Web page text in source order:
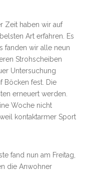
Zeit haben wir auf
Art erfahren. Es
fanden wir alle neun
Strohscheiben
Untersuchung
Böcken fest. Die
erneuert werden.
Woche nicht
kontaktarmer Sport
fand nun am Freitag,
die Anwohner